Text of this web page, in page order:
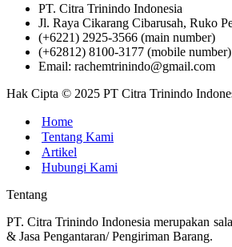
PT. Citra Trinindo Indonesia
Jl. Raya Cikarang Cibarusah, Ruko
(+6221) 2925-3566 (main number)
(+62812) 8100-3177 (mobile number)
Email: rachemtrinindo@gmail.com
Hak Cipta © 2025 PT Citra Trinindo
Home
Tentang Kami
Artikel
Hubungi Kami
Tentang
PT. Citra Trinindo Indonesia merupakan
& Jasa Pengantaran/ Pengiriman Barang.